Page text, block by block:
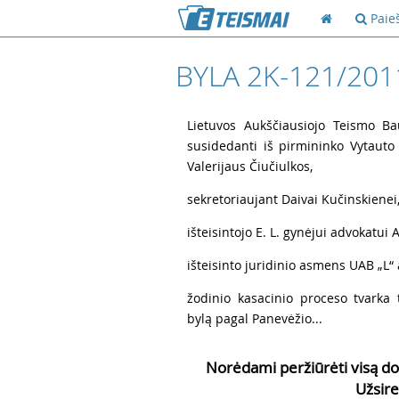
BYLA 2K-121/
Lietuvos Aukščiausiojo Teismo
susidedanti iš pirmininko Vytauto
Valerijaus Čiučiulkos,
sekretoriaujant Daivai
išteisintojo E. L. gynėjui advokatui
išteisinto juridinio asmens UAB
žodinio kasacinio proceso
bylą pagal Panevėžio...
Norėdami peržiūrėti visą